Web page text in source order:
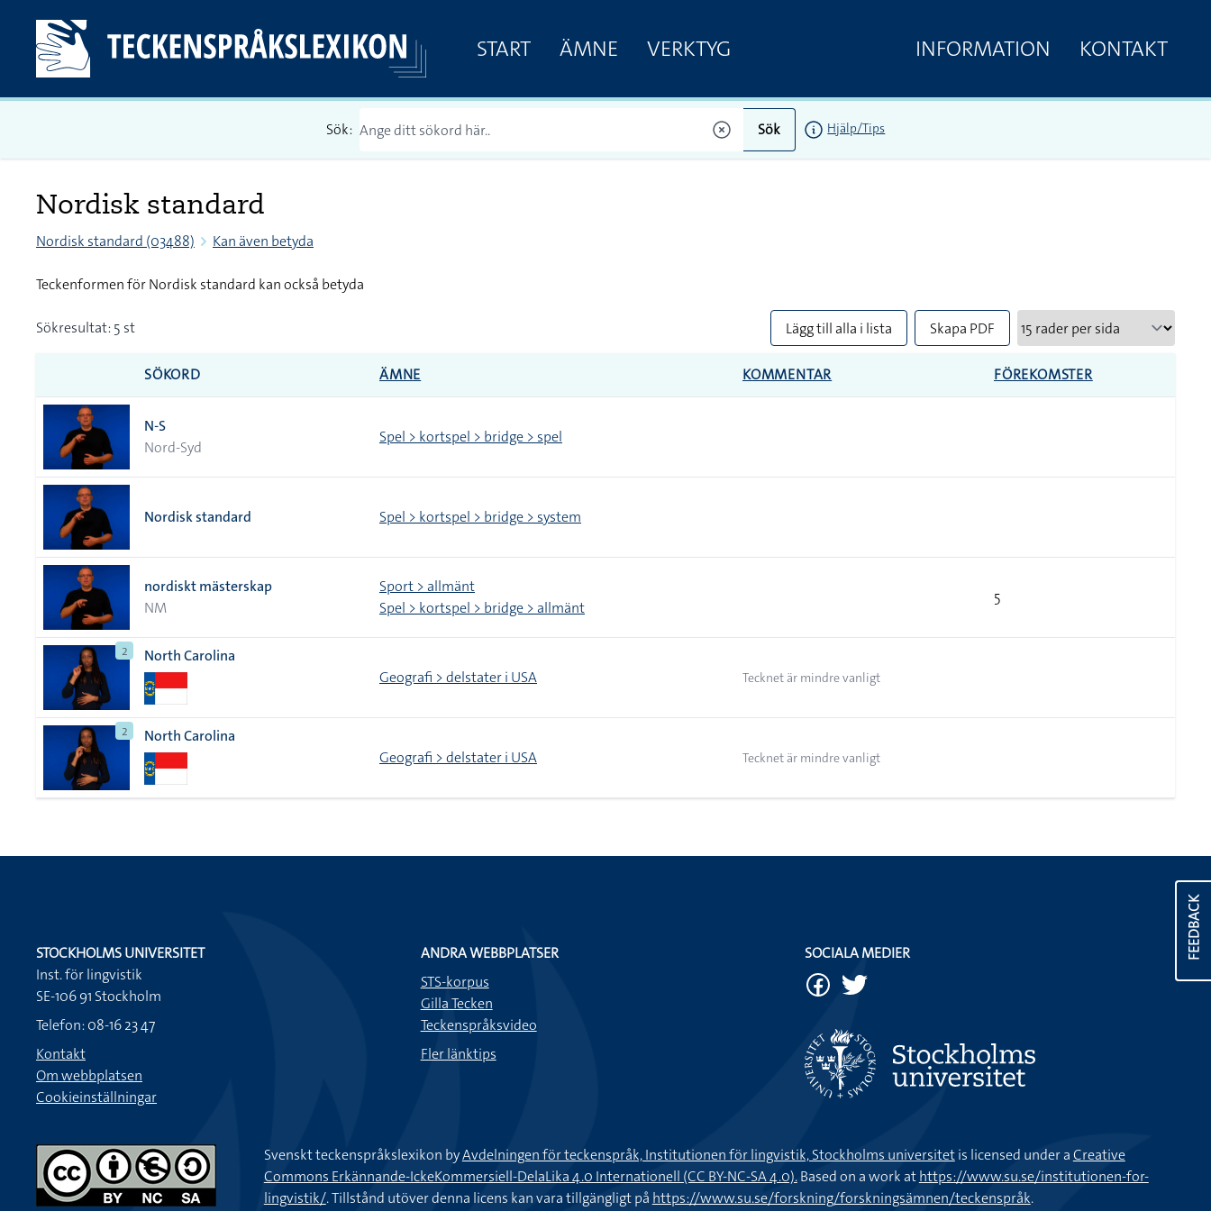
START ÄMNE VERKTYG INFORMATION KONTAKT
Sök: Sök Hjälp/Tips
Nordisk standard
Nordisk standard (03488) Kan även betyda
Teckenformen för Nordisk standard kan också betyda
Sökresultat: 5 st Lägg till alla i lista Skapa PDF
SÖKORD ÄMNE KOMMENTAR FÖREKOMSTER
N-S
Nord-Syd
Spel > kortspel > bridge > spel
Nordisk standard Spel > kortspel > bridge > system
nordiskt mästerskap
NM
Sport > allmänt
Spel > kortspel > bridge > allmänt
5
2
North Carolina
Geografi > delstater i USA
Tecknet är mindre vanligt
2
North Carolina
Geografi > delstater i USA
Tecknet är mindre vanligt
FEEDBACK
STOCKHOLMS UNIVERSITET
Inst. för lingvistik
SE-106 91 Stockholm
Telefon: 08-16 23 47
Kontakt
Om webbplatsen
Cookieinställningar
ANDRA WEBBPLATSER
STS-korpus
Gilla Tecken
Teckenspråksvideo
Fler länktips
SOCIALA MEDIER
Svenskt teckenspråkslexikon byAvdelningen för teckenspråk, Institutionen för lingvistik, Stockholms universitetis licensed under aCreative
Commons Erkännande-IckeKommersiell-DelaLika 4.0 Internationell (CC BY-NC-SA 4.0).Based on a work athttps://www.su.se/institutionen-for-
lingvistik/. Tillstånd utöver denna licens kan vara tillgängligt på https://www.su.se/forskning/forskningsämnen/teckenspråk.